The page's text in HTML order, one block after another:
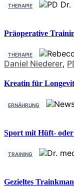
THERAPIE
Präoperative
THERAPIE
Daniel Niederer,
Kreatin für
ERNÄHRUNG
Sport mit Hüft-
TRAINING
Gezieltes